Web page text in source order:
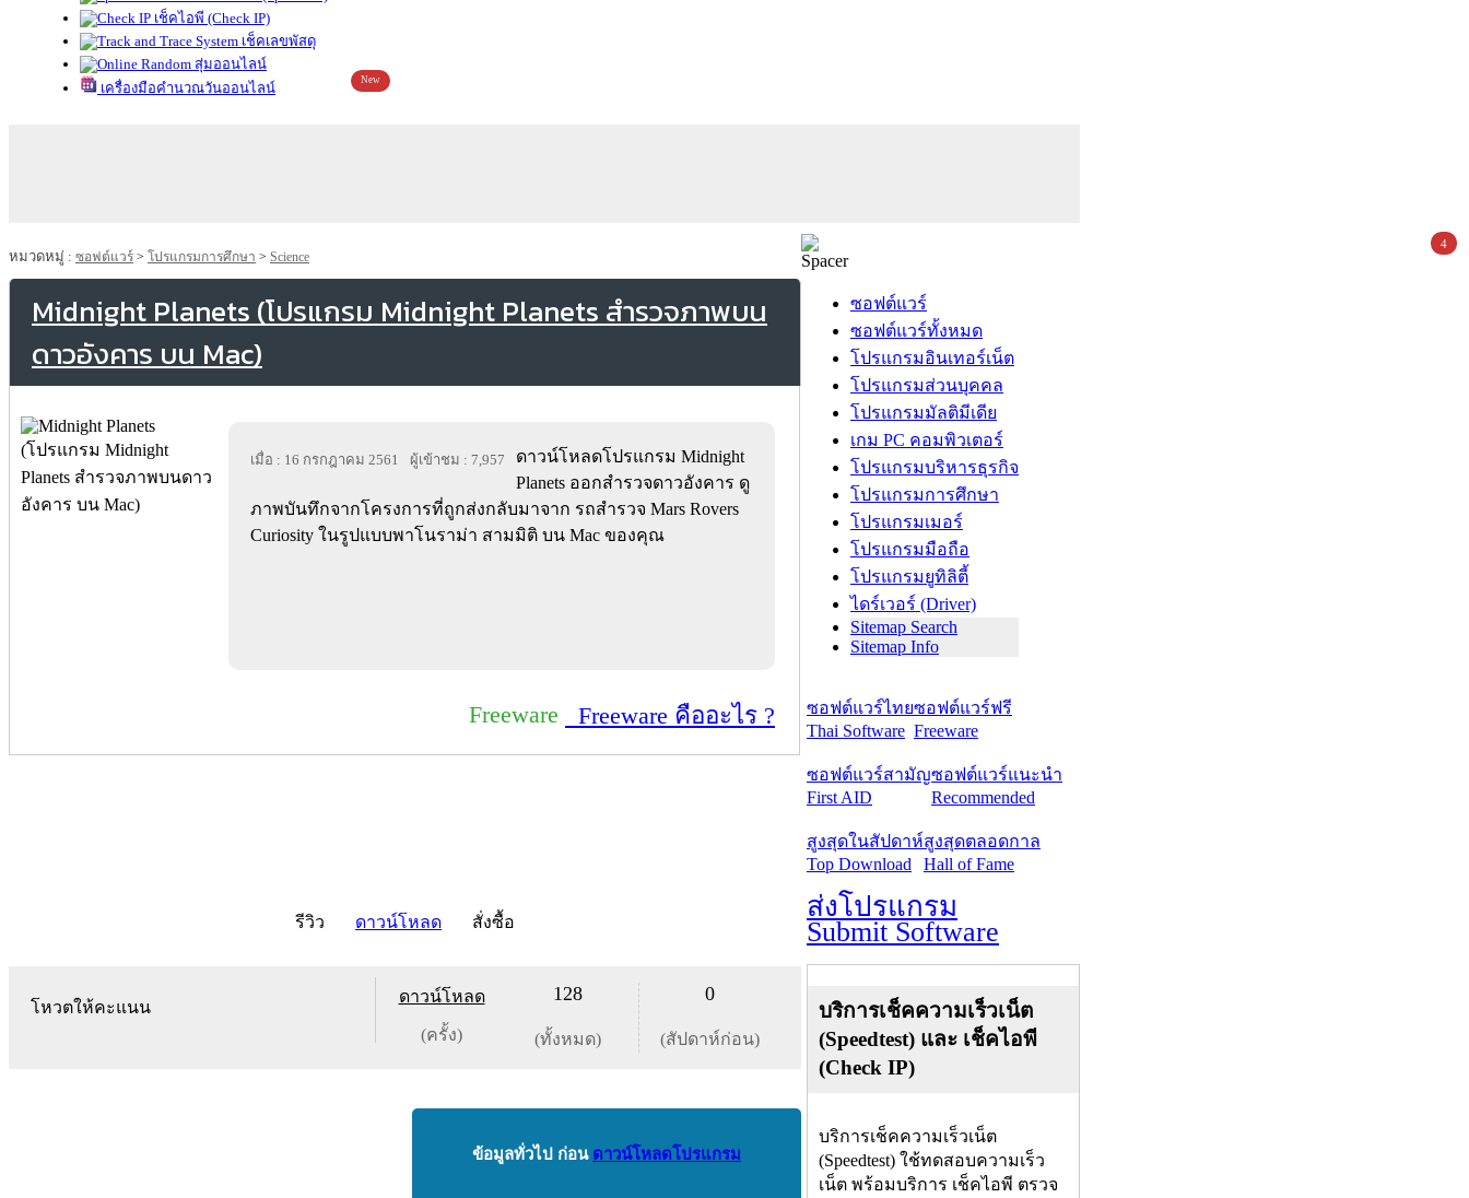
เช็คไอพี (Check IP)
เช็คเลขพัสดุ
สุ่มออนไลน์
เครื่องมือคำนวณวันออนไลน์
New
หมวดหมู่ : ซอฟต์แวร์ > โปรแกรมการศึกษา > Science
Midnight Planets (โปรแกรม Midnight Planets สำรวจภาพบน
ดาวอังคาร บน Mac)
เมื่อ : 16 กรกฎาคม 2561 ผู้เข้าชม : 7,957
ดาวน์โหลดโปรแกรม Midnight
Planets ออกสำรวจดาวอังคาร ดู
ภาพบันทึกจากโครงการที่ถูกส่งกลับมาจาก รถสำรวจ Mars Rovers
Curiosity ในรูปแบบพาโนราม่า สามมิติ บน Mac ของคุณ
Freeware Freeware คืออะไร ?
รีวิว ดาวน์โหลด สั่งซื้อ
โหวตให้คะแนน
ดาวน์โหลด
(ครั้ง)
128
(ทั้งหมด)
0
(สัปดาห์ก่อน)
ข้อมูลทั่วไป ก่อน ดาวน์โหลดโปรแกรม
ซอฟต์แวร์
ซอฟต์แวร์ทั้งหมด
โปรแกรมอินเทอร์เน็ต
โปรแกรมส่วนบุคคล
โปรแกรมมัลติมีเดีย
เกม PC คอมพิวเตอร์
โปรแกรมบริหารธุรกิจ
โปรแกรมการศึกษา
โปรแกรมเมอร์
โปรแกรมมือถือ
โปรแกรมยูทิลิตี้
ไดร์เวอร์ (Driver)
Sitemap Search
Sitemap Info
ซอฟต์แวร์ไทย
Thai Software
ซอฟต์แวร์ฟรี
Freeware
ซอฟต์แวร์สามัญ
First AID
ซอฟต์แวร์แนะนำ
Recommended
สูงสุดในสัปดาห์
Top Download
สูงสุดตลอดกาล
Hall of Fame
ส่งโปรแกรม
Submit Software
บริการเช็คความเร็วเน็ต
(Speedtest) และ เช็คไอพี
(Check IP)
บริการเช็คความเร็วเน็ต
(Speedtest) ใช้ทดสอบความเร็ว
เน็ต พร้อมบริการ เช็คไอพี ตรวจ
4